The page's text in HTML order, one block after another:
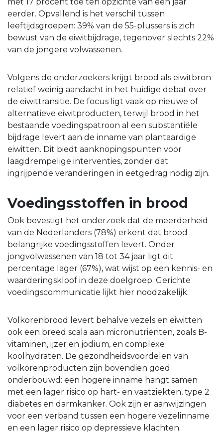
met 17 procent toe ten opzichte van een jaar
eerder. Opvallend is het verschil tussen
leeftijdsgroepen: 39% van de 55-plussers is zich
bewust van de eiwitbijdrage, tegenover slechts 22%
van de jongere volwassenen.
Volgens de onderzoekers krijgt brood als eiwitbron
relatief weinig aandacht in het huidige debat over
de eiwittransitie. De focus ligt vaak op nieuwe of
alternatieve eiwitproducten, terwijl brood in het
bestaande voedingspatroon al een substantiële
bijdrage levert aan de inname van plantaardige
eiwitten. Dit biedt aanknopingspunten voor
laagdrempelige interventies, zonder dat
ingrijpende veranderingen in eetgedrag nodig zijn.
Voedingsstoffen in brood
Ook bevestigt het onderzoek dat de meerderheid
van de Nederlanders (78%) erkent dat brood
belangrijke voedingsstoffen levert. Onder
jongvolwassenen van 18 tot 34 jaar ligt dit
percentage lager (67%), wat wijst op een kennis- en
waarderingskloof in deze doelgroep. Gerichte
voedingscommunicatie lijkt hier noodzakelijk.
Volkorenbrood levert behalve vezels en eiwitten
ook een breed scala aan micronutriënten, zoals B-
vitaminen, ijzer en jodium, en complexe
koolhydraten. De gezondheidsvoordelen van
volkorenproducten zijn bovendien goed
onderbouwd: een hogere inname hangt samen
met een lager risico op hart- en vaatziekten, type 2
diabetes en darmkanker. Ook zijn er aanwijzingen
voor een verband tussen een hogere vezelinname
en een lager risico op depressieve klachten.